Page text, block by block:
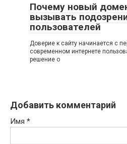
Почему новый
вызывать
пользователей
Доверие к сайту начинается с
современном интернете
решение о
Добавить комментарий
Имя *